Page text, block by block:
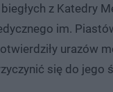
z Katedry
im.
urazów
się do jego